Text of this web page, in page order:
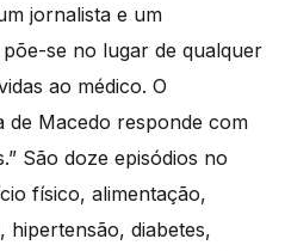
jornalista e um
põe-se no lugar de qualquer
ao médico. O
de Macedo responde com
São doze episódios no
físico, alimentação,
hipertensão, diabetes,